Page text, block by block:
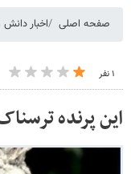
صفحه اصلی اخبار دانش
۱ نفر
این پرنده‌